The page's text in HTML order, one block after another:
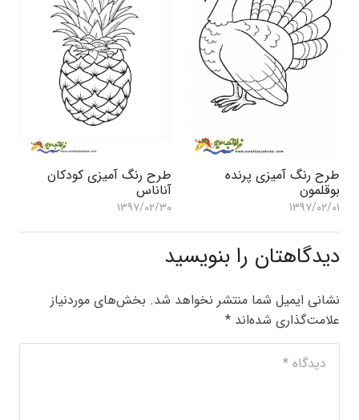
طرح رنگ آمیزی پرنده
بوقلمون
۱۳۹۷/۰۲/۰۱
طرح رنگ آمیزی کودکان
آناناس
۱۳۹۷/۰۲/۳۰
دیدگاهتان را بنویسید
نشانی ایمیل شما منتشر نخواهد شد. بخش‌های موردنیاز
علامت‌گذاری شده‌اند *